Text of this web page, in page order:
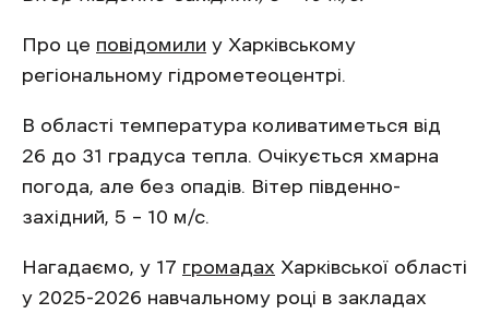
Про це повідомили у Харківському
регіональному гідрометеоцентрі.
В області температура коливатиметься від
26 до 31 градуса тепла. Очікується хмарна
погода, але без опадів. Вітер південно-
західний, 5 – 10 м/с.
Нагадаємо, у 17 громадах Харківської області
у 2025-2026 навчальному році в закладах